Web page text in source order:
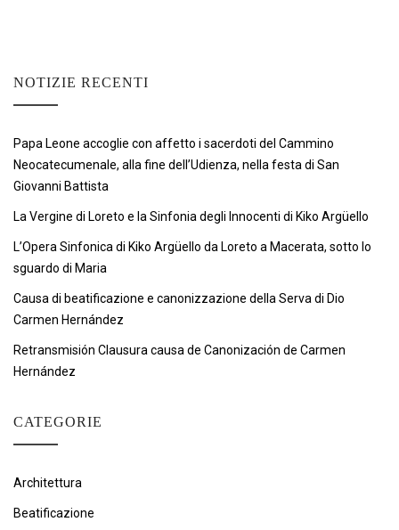
NOTIZIE RECENTI
Papa Leone accoglie con affetto i sacerdoti del Cammino
Neocatecumenale, alla fine dell’Udienza, nella festa di San
Giovanni Battista
La Vergine di Loreto e la Sinfonia degli Innocenti di Kiko Argüello
L’Opera Sinfonica di Kiko Argüello da Loreto a Macerata, sotto lo
sguardo di Maria
Causa di beatificazione e canonizzazione della Serva di Dio
Carmen Hernández
Retransmisión Clausura causa de Canonización de Carmen
Hernández
CATEGORIE
Architettura
Beatificazione